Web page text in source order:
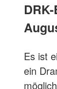
Es ist
ein